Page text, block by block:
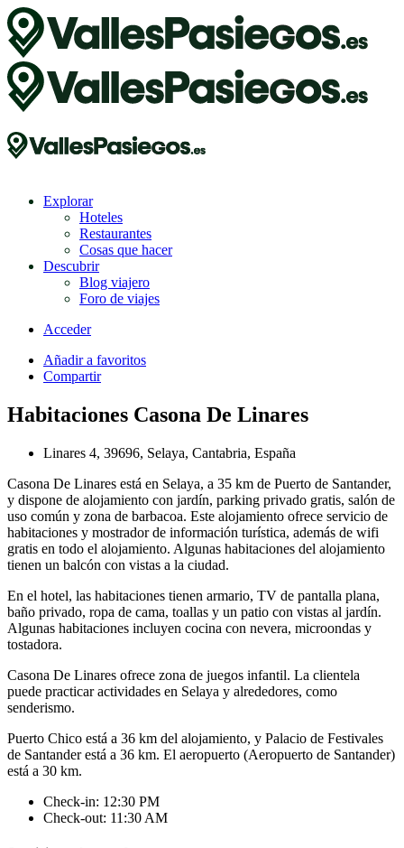
Explorar
Hoteles
Restaurantes
Cosas que hacer
Descubrir
Blog viajero
Foro de viajes
Acceder
Añadir a favoritos
Compartir
Habitaciones Casona De Linares
Linares 4, 39696, Selaya, Cantabria, España
Casona De Linares está en Selaya, a 35 km de Puerto de Santander,
y dispone de alojamiento con jardín, parking privado gratis, salón de
uso común y zona de barbacoa. Este alojamiento ofrece servicio de
habitaciones y mostrador de información turística, además de wifi
gratis en todo el alojamiento. Algunas habitaciones del alojamiento
tienen un balcón con vistas a la ciudad.
En el hotel, las habitaciones tienen armario, TV de pantalla plana,
baño privado, ropa de cama, toallas y un patio con vistas al jardín.
Algunas habitaciones incluyen cocina con nevera, microondas y
tostadora.
Casona De Linares ofrece zona de juegos infantil. La clientela
puede practicar actividades en Selaya y alrededores, como
senderismo.
Puerto Chico está a 36 km del alojamiento, y Palacio de Festivales
de Santander está a 36 km. El aeropuerto (Aeropuerto de Santander)
está a 30 km.
Check-in: 12:30 PM
Check-out: 11:30 AM